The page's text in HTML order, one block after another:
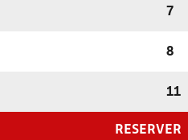
7
8
11
RESERVER